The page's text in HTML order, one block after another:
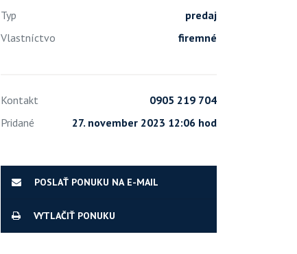
Typ
predaj
Vlastníctvo
firemné
Kontakt
0905 219 704
Pridané
27. november 2023 12:06 hod
POSLAŤ PONUKU NA E-MAIL
VYTLAČIŤ PONUKU